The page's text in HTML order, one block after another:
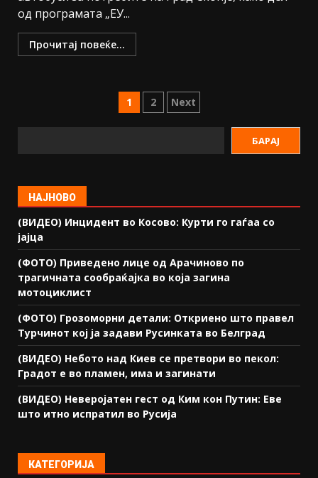
од програмата „ЕУ...
Прочитај повеќе...
1 2 Next
БАРАЈ
НАЈНОВО
(ВИДЕО) Инцидент во Косово: Курти го гаѓаа со
јајца
(ФОТО) Приведено лице од Арачиново по
трагичната сообраќајка во која загина
мотоциклист
(ФОТО) Грозоморни детали: Откриено што правел
Турчинот кој ја задави Русинката во Белград
(ВИДЕО) Небото над Киев се претвори во пекол:
Градот е во пламен, има и загинати
(ВИДЕО) Неверојатен гест од Ким кон Путин: Еве
што итно испратил во Русија
КАТЕГОРИЈА